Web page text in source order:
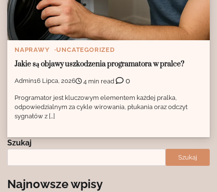
NAPRAWY UNCATEGORIZED
Jakie są objawy uszkodzenia programatora w pralce?
Admin16 Lipca, 2026 4 min read 0
Programator jest kluczowym elementem każdej pralka,
odpowiedzialnym za cykle wirowania, płukania oraz odczyt
sygnałów z […]
Szukaj
Szukaj
Najnowsze wpisy